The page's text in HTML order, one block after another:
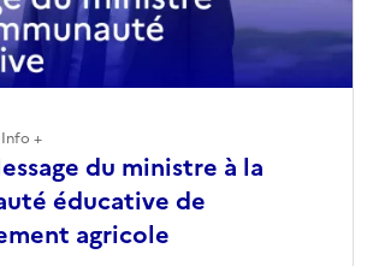
du ministre à la
éducative de
agricole
Info +